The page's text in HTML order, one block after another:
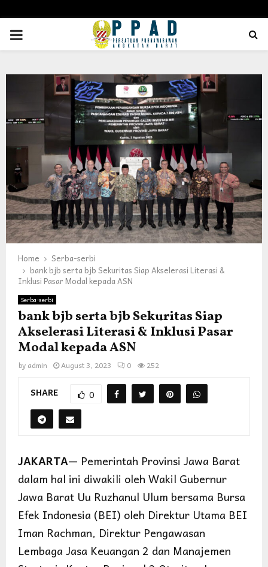
PRIMARY
Home
Serba-serbi
bank bjb serta bjb Sekuritas Siap Akselerasi Literasi &
Inklusi Pasar Modal kepada ASN
Serba-serbi
bank bjb serta bjb Sekuritas Siap
Akselerasi Literasi & Inklusi Pasar
Modal kepada ASN
by admin August 3, 2023 0 252
SHARE 0
JAKARTA— Pemerintah Provinsi Jawa Barat
dalam hal ini diwakili oleh Wakil Gubernur
Jawa Barat Uu Ruzhanul Ulum bersama Bursa
Efek Indonesia (BEI) oleh Direktur Utama BEI
Iman Rachman, Direktur Pengawasan
Lembaga Jasa Keuangan 2 dan Manajemen